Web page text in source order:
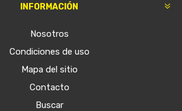
INFORMACIÓN
Nosotros
Condiciones de uso
Mapa del sitio
Contacto
Buscar